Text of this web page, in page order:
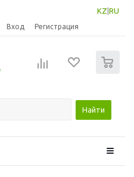
KZ RU
Вход Регистрация
Найти